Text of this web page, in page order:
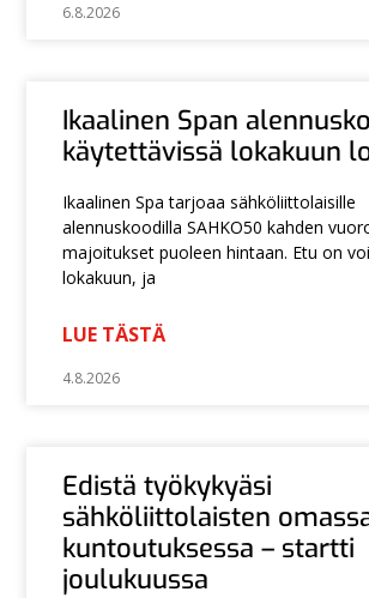
6.8.2026
Ikaalinen Span
käytettävissä lokakuun
Ikaalinen Spa tarjoaa sähköliittolaisille
alennuskoodilla SAHKO50 kahden
majoitukset puoleen hintaan. Etu on
lokakuun, ja
LUE TÄSTÄ
4.8.2026
Edistä työkykyäsi
sähköliittolaisten
kuntoutuksessa – startti
joulukuussa